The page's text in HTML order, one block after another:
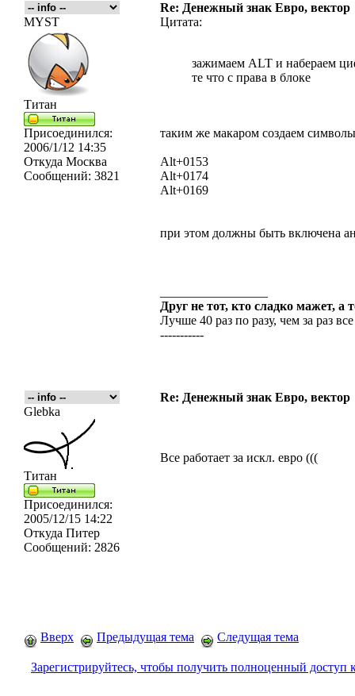
Re: Денежный знак Евро, вектор
MYST
Титан
Присоединился:
2006/1/12 14:35
Откуда Москва
Сообщений: 3821
Цитата:
зажимаем ALT и набераем
те что с права в блоке
таким же макаром создаем
Alt+0153
Alt+0174
Alt+0169
при этом должны быть включена
Друг не тот, кто сладко мажет, а
Лучше 40 раз по разу, чем за раз
-----------
Re: Денежный знак Евро, вектор
Glebka
Титан
Присоединился:
2005/12/15 14:22
Откуда Питер
Сообщений: 2826
Все работает за искл. евро (((
Вверх Предыдущая тема Следущая тема
Зарегистрируйтесь, чтобы получить полноценный доступ